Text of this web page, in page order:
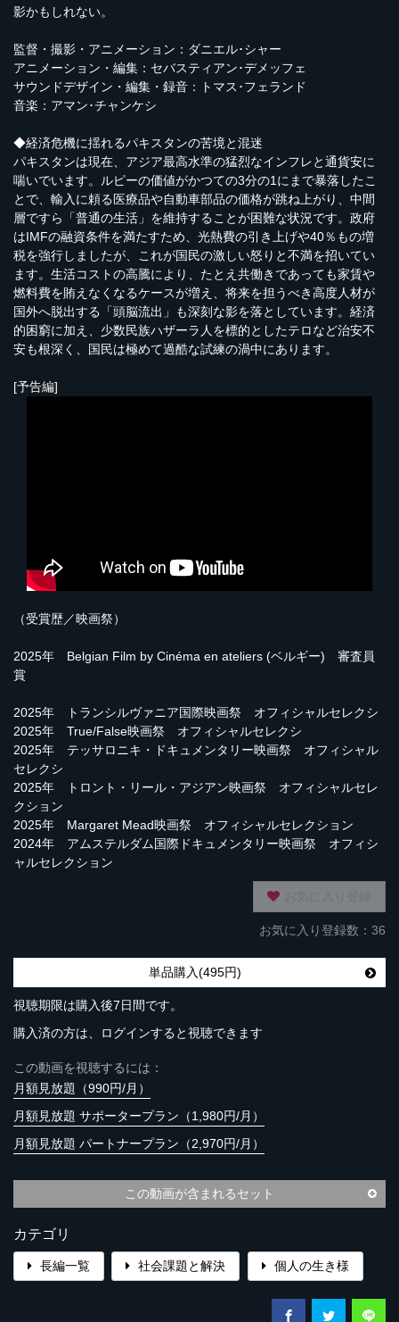
影かもしれない。
監督・撮影・アニメーション：ダニエル･シャー
アニメーション・編集：セバスティアン･デメッフェ
サウンドデザイン・編集・録音：トマス･フェランド
音楽：アマン･チャンケシ
◆経済危機に揺れるパキスタンの苦境と混迷
パキスタンは現在、アジア最高水準の猛烈なインフレと通貨安に
喘いでいます。ルピーの価値がかつての3分の1にまで暴落したこ
とで、輸入に頼る医療品や自動車部品の価格が跳ね上がり、中間
層ですら「普通の生活」を維持することが困難な状況です。政府
はIMFの融資条件を満たすため、光熱費の引き上げや40％もの増
税を強行しましたが、これが国民の激しい怒りと不満を招いてい
ます。生活コストの高騰により、たとえ共働きであっても家賃や
燃料費を賄えなくなるケースが増え、将来を担うべき高度人材が
国外へ脱出する「頭脳流出」も深刻な影を落としています。経済
的困窮に加え、少数民族ハザーラ人を標的としたテロなど治安不
安も根深く、国民は極めて過酷な試練の渦中にあります。
[予告編]
（受賞歴／映画祭）
2025年 Belgian Film by Cinéma en ateliers (ベルギー) 審査員
賞
2025年 トランシルヴァニア国際映画祭 オフィシャルセレクシ
2025年 True/False映画祭 オフィシャルセレクシ
2025年 テッサロニキ・ドキュメンタリー映画祭 オフィシャル
セレクシ
2025年 トロント・リール・アジアン映画祭 オフィシャルセレ
クション
2025年 Margaret Mead映画祭 オフィシャルセレクション
2024年 アムステルダム国際ドキュメンタリー映画祭 オフィシ
ャルセレクション
お気に入り登録数：36
単品購入(495円)
視聴期限は購入後7日間です。
購入済の方は、ログインすると視聴できます
この動画を視聴するには：
月額見放題（990円/月）
月額見放題 サポータープラン（1,980円/月）
月額見放題 パートナープラン（2,970円/月）
この動画が含まれるセット
カテゴリ
長編一覧 社会課題と解決 個人の生き様